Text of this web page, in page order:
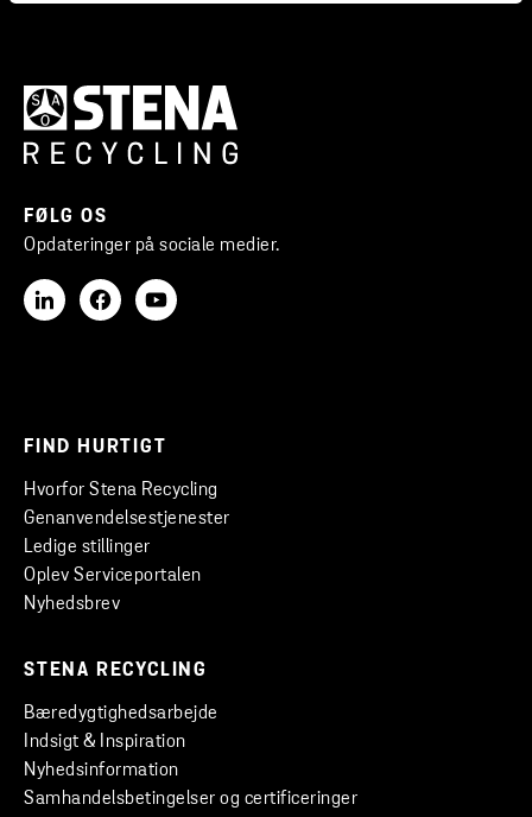
FØLG OS
Opdateringer på sociale medier.
FIND HURTIGT
Hvorfor Stena Recycling
Genanvendelsestjenester
Ledige stillinger
Oplev Serviceportalen
Nyhedsbrev
STENA RECYCLING
Bæredygtighedsarbejde
Indsigt & Inspiration
Nyhedsinformation
Samhandelsbetingelser og certificeringer